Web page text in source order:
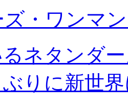
・ワンマ
ネタンダ
りに新世